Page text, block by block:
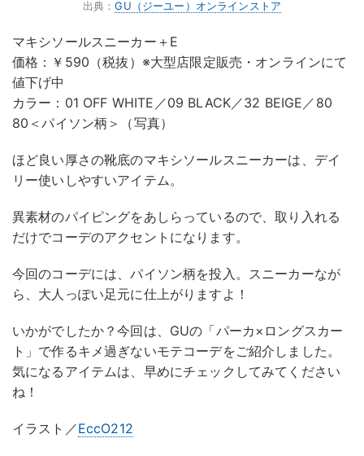
出典：GU（ジーユー）オンラインストア
マキシソールスニーカー＋E
価格：￥590（税抜）※大型店限定販売・オンラインにて
値下げ中
カラー：01 OFF WHITE／09 BLACK／32 BEIGE／80
80＜パイソン柄＞（写真）
ほど良い厚さの靴底のマキシソールスニーカーは、デイ
リー使いしやすいアイテム。
異素材のパイピングをあしらっているので、取り入れる
だけでコーデのアクセントになります。
今回のコーデには、パイソン柄を投入。スニーカーなが
ら、大人っぽい足元に仕上がりますよ！
いかがでしたか？今回は、GUの「パーカ×ロングスカー
ト」で作るキメ過ぎないモテコーデをご紹介しました。
気になるアイテムは、早めにチェックしてみてください
ね！
イラスト／EccO212